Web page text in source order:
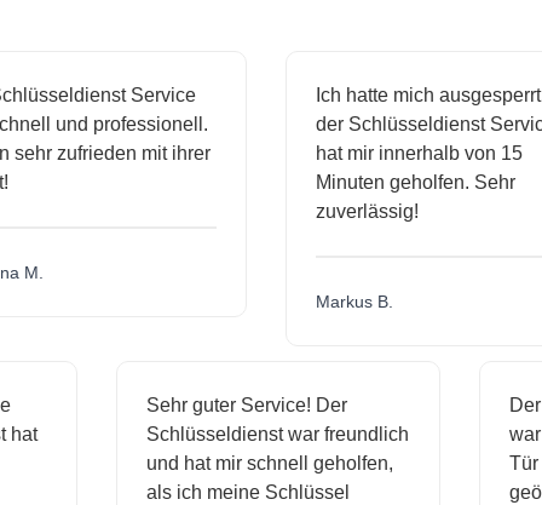
Service
und professionell.
zufrieden mit ihrer
M.
Ich hatte mich ausgesperrt
der Schlüsseldienst Service
hat mir innerhalb von 15
Minuten geholfen. Sehr
zuverlässig!
Markus B.
hat
Sehr guter Service! Der
Schlüsseldienst war freundlich
und hat mir schnell geholfen,
als ich meine Schlüssel